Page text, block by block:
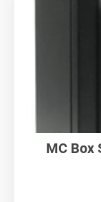
MC Box